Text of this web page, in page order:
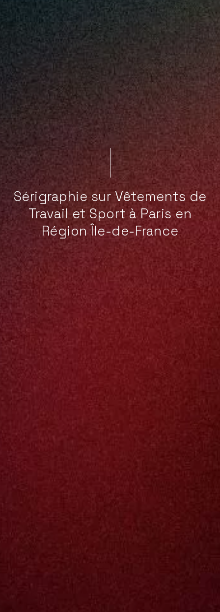
Sérigraphie sur Vêtements de
Travail et Sport à Paris en
Région Île-de-France